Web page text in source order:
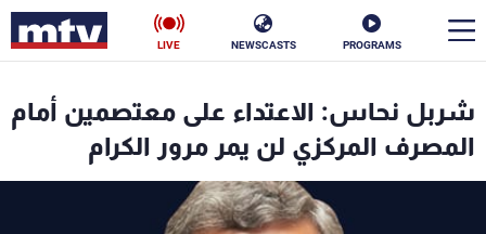
PROGRAMS
NEWSCASTS
LIVE
شربل نحاس: الاعتداء على معتصمين أمام
المصرف المركزي لن يمر مرور الكرام
الأخبار
ناس